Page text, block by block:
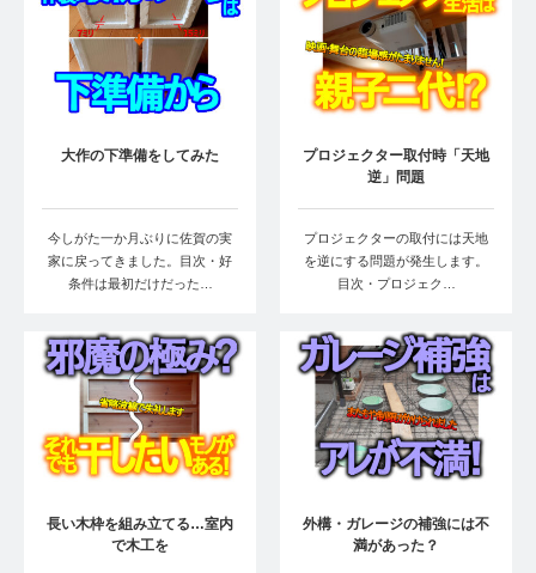
大作の下準備をしてみた
今しがた一か月ぶりに佐賀の実
家に戻ってきました。目次・好
条件は最初だけだった…
プロジェクター取付時「天地
逆」問題
プロジェクターの取付には天地
を逆にする問題が発生します。
目次・プロジェク…
長い木枠を組み立てる…室内
で木工を
外構・ガレージの補強には不
満があった？